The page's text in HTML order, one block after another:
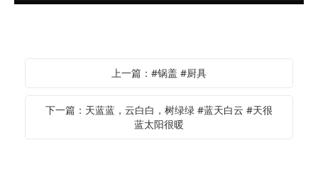
上一篇：#锅盖 #厨具
下一篇：天蓝蓝，云白白，树绿绿 #蓝天白云 #天很
蓝太阳很暖